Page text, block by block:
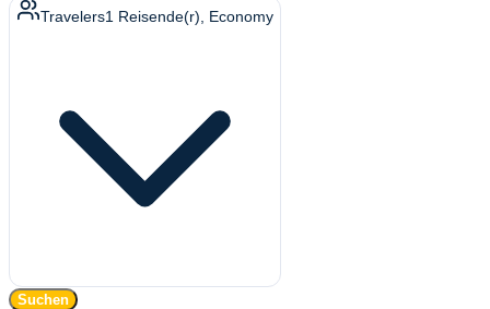
Travelers1 Reisende(r) , Economy
Suchen